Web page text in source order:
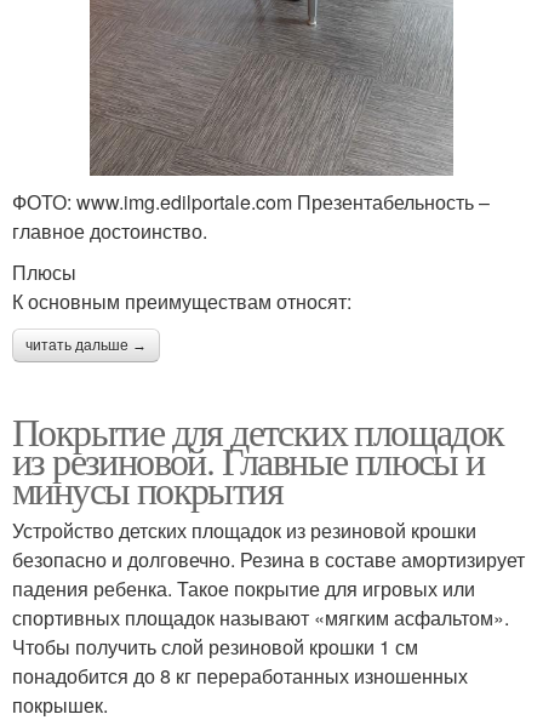
ФОТО: www.img.edilportale.com Презентабельность –
главное достоинство.
Плюсы
К основным преимуществам относят:
читать дальше →
Покрытие для детских площадок
из резиновой. Главные плюсы и
минусы покрытия
Устройство детских площадок из резиновой крошки
безопасно и долговечно. Резина в составе амортизирует
падения ребенка. Такое покрытие для игровых или
спортивных площадок называют «мягким асфальтом».
Чтобы получить слой резиновой крошки 1 см
понадобится до 8 кг переработанных изношенных
покрышек.